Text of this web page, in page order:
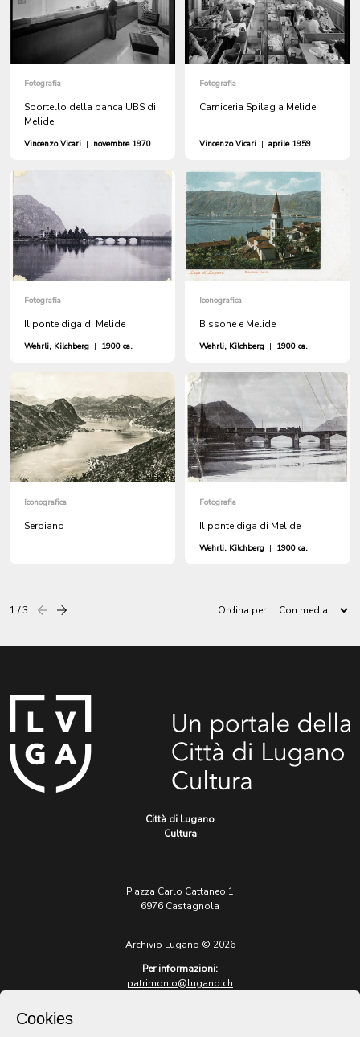
Fotografia
Sportello della banca UBS di
Melide
Vincenzo Vicari | novembre 1970
Fotografia
Camiceria Spilag a Melide
Vincenzo Vicari | aprile 1959
Fotografia
Il ponte diga di Melide
Wehrli, Kilchberg | 1900 ca.
Iconografica
Bissone e Melide
Wehrli, Kilchberg | 1900 ca.
Iconografica
Serpiano
Fotografia
Il ponte diga di Melide
Wehrli, Kilchberg | 1900 ca.
1 / 3 Precedentesuccessiva Ordina per
Città di Lugano
Cultura
Piazza Carlo Cattaneo 1
6976 Castagnola
Archivio Lugano © 2026
Per informazioni:
patrimonio@lugano.ch
Cookies